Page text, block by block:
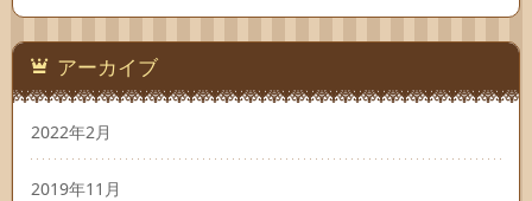
アーカイブ
2022年2月
2019年11月